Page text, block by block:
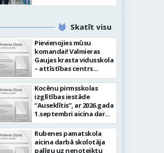
Skatīt visu
Pievienojies mūsu
komandai! Valmieras
Gaujas krasta vidusskola
– attīstības centrs
(adrese: Jumaras iela 9,
Valmiera) aicina darbā
SPECIĀLO PEDAGOGU
PIRMSSKOLĀ. Ja Tev ir
vēlme: Veikt bērnu
attīstības, mācīšanās un
speciālo vajadzību
izvērtēšanu savas
kompetences ietvaros
Kocēnu pirmsskolas
izglītības iestāde
“Auseklītis”, ar 2026.gada
1.septembri aicina darbā
radošu pirmsskolas
izglītības mūzikas
skolotāju (0,675 likmes,
jeb 27 stundas nedēļā)
Rubenes pamatskola
aicina darbā skolotāja
palīgu uz nenoteiktu